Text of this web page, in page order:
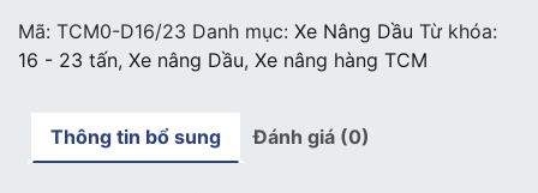
TCM
tải
Mã: TCM0-D16/23 Danh mục: Xe Nâng Dầu Từ khóa:
16 - 23 tấn, Xe nâng Dầu, Xe nâng hàng TCM
Thông tin bổ sung Đánh giá (0)